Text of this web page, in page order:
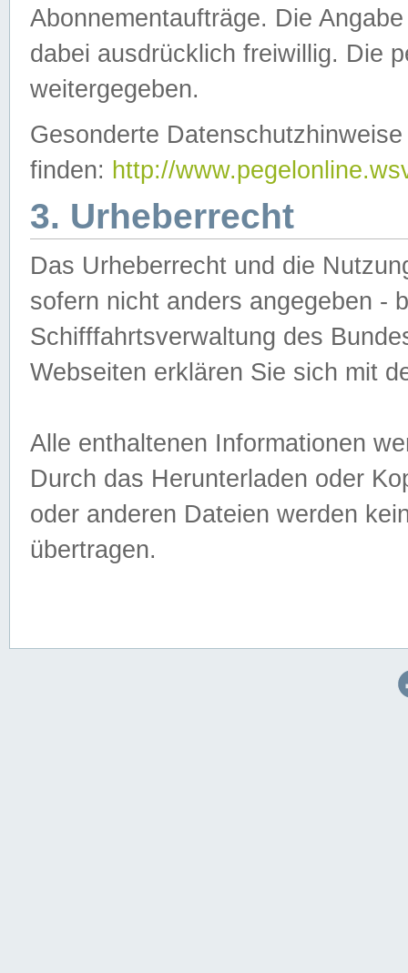
Abonnementaufträge. Die
dabei ausdrücklich freiwillig. Die
weitergegeben.
Gesonderte
finden: http://
3. Urheberrecht
Das Urheberrecht und die
sofern nicht anders angegeben -
Schifffahrtsverwaltung des
Webseiten erklären Sie sich mit
Alle enthaltenen Informationen
Durch das Herunterladen oder
oder anderen Dateien werden
übertragen.